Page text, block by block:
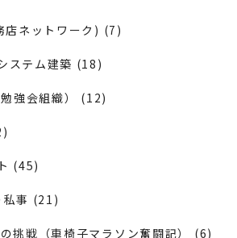
店ネットワーク) (7)
ステム建築 (18)
強会組織） (12)
(45)
私事 (21)
挑戦（車椅子マラソン奮闘記） (6)